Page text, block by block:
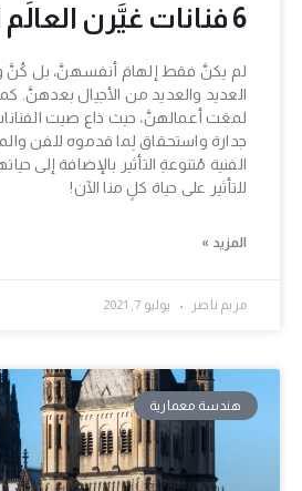
6 فنانات غيَّرن العالَم الحديث
لم يكنَّ فقط إلهامَ أنفسهنَّ، بل كُنَّ
العديد والعديد من الأجيال بعدهنَّ.
لمعَت أعمالهنَّ، حيث ذاع صيت
جدارة واستحقاق لِما قدموه للفن
الفنية مُتنوعةِ التأثير بالإضافة إلى
للتأثير على حياة كلٍ منا الآن!
المزيد »
مريم ناصر يوليو 7, 2021
هندسة معمارية